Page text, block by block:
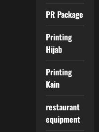
PR Package
Printing
Hijab
Printing
Kain
restaurant
equipment